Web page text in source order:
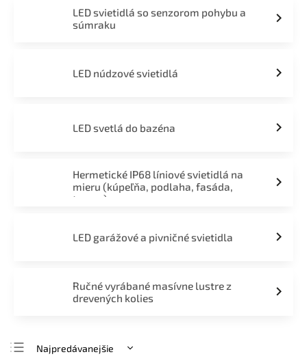
LED svietidlá so senzorom pohybu a
súmraku
LED núdzové svietidlá
LED svetlá do bazéna
Hermetické IP68 líniové svietidlá na
mieru (kúpeľňa, podlaha, fasáda,
terasa)
LED garážové a pivničné svietidla
Ručné vyrábané masívne lustre z
drevených kolies
Najpredávanejšie